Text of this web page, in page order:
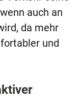
auch an
da mehr
und